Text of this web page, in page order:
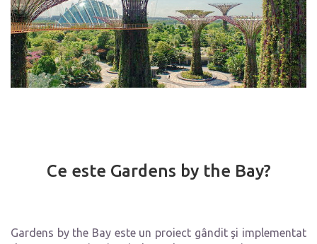
Ce este Gardens by the Bay?
Gardens by the Bay este un proiect gândit şi implementat